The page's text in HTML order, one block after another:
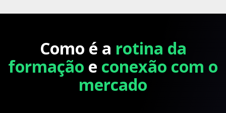
Como é a rotina da
formação e conexão com o
mercado